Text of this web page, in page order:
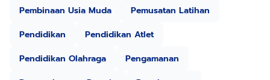
Pembinaan Usia Muda
Pemusatan Latihan
Pendidikan
Pendidikan Atlet
Pendidikan Olahraga
Pengamanan